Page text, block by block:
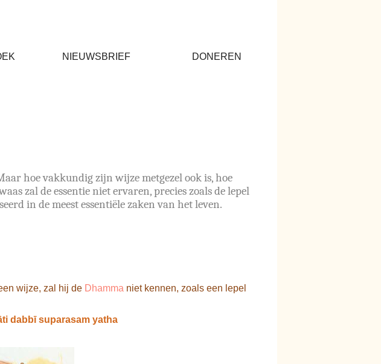
NIEUWSBRIEF DONEREN
hoe vakkundig zijn wijze metgezel ook is, hoe
zal de essentie niet ervaren, precies zoals de lepel
in de meest essentiële zaken van het leven.
wijze, zal hij de Dhamma niet kennen, zoals een lepel
dabbī suparasam yatha